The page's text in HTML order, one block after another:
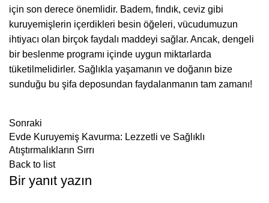
için son derece önemlidir. Badem, fındık, ceviz gibi
kuruyemişlerin içerdikleri besin öğeleri, vücudumuzun
ihtiyacı olan birçok faydalı maddeyi sağlar. Ancak, dengeli
bir beslenme programı içinde uygun miktarlarda
tüketilmelidirler. Sağlıkla yaşamanın ve doğanın bize
sunduğu bu şifa deposundan faydalanmanın tam zamanı!
Sonraki
Evde Kuruyemiş Kavurma: Lezzetli ve Sağlıklı
Atıştırmalıkların Sırrı
Back to list
Bir yanıt yazın